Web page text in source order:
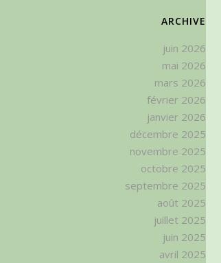
ARCHIVE
juin 2026
mai 2026
mars 2026
février 2026
janvier 2026
décembre 2025
novembre 2025
octobre 2025
septembre 2025
août 2025
juillet 2025
juin 2025
avril 2025